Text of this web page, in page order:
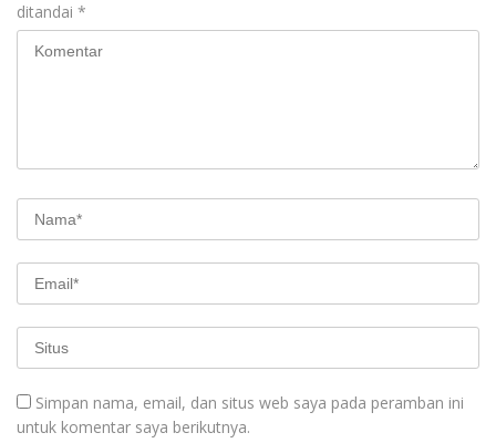
ditandai *
Simpan nama, email, dan situs web saya pada peramban ini
untuk komentar saya berikutnya.